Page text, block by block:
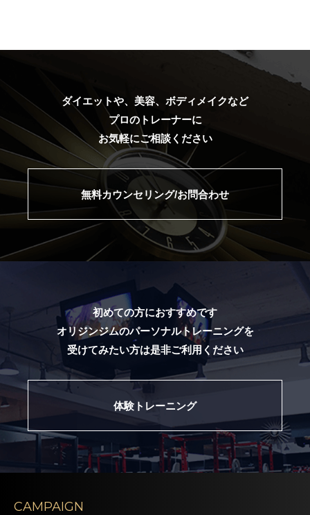
ダイエットや、美容、ボディメイクなど
プロのトレーナーに
お気軽にご相談ください
無料カウンセリング/お問合わせ
初めての方におすすめです
オリジンジムのパーソナルトレーニングを
受けてみたい方は是非ご利用ください
体験トレーニング
CAMPAIGN